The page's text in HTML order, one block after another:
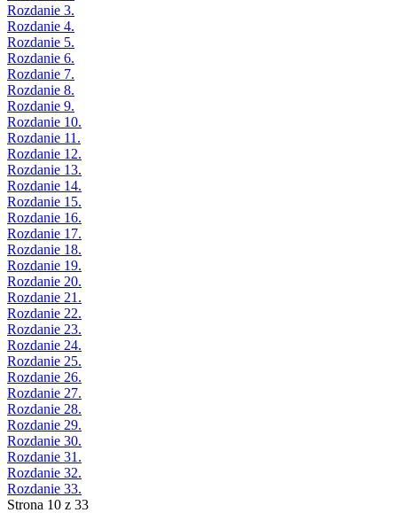
Rozdanie 3.
Rozdanie 4.
Rozdanie 5.
Rozdanie 6.
Rozdanie 7.
Rozdanie 8.
Rozdanie 9.
Rozdanie 10.
Rozdanie 11.
Rozdanie 12.
Rozdanie 13.
Rozdanie 14.
Rozdanie 15.
Rozdanie 16.
Rozdanie 17.
Rozdanie 18.
Rozdanie 19.
Rozdanie 20.
Rozdanie 21.
Rozdanie 22.
Rozdanie 23.
Rozdanie 24.
Rozdanie 25.
Rozdanie 26.
Rozdanie 27.
Rozdanie 28.
Rozdanie 29.
Rozdanie 30.
Rozdanie 31.
Rozdanie 32.
Rozdanie 33.
Strona 10 z 33